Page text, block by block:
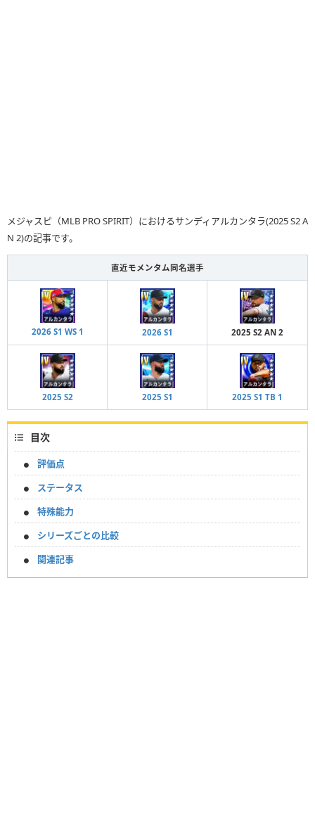
メジャスピ（MLB PRO SPIRIT）におけるサンディアルカンタラ(2025 S2 A
N 2)の記事です。
直近モメンタム同名選手
2026 S1 WS 1 2026 S1 2025 S2 AN 2
2025 S2 2025 S1 2025 S1 TB 1
目次
評価点
ステータス
特殊能力
シリーズごとの比較
関連記事